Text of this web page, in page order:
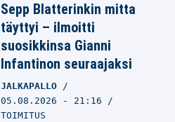
Sepp Blatterinkin mitta
täyttyi – ilmoitti
suosikkinsa Gianni
Infantinon seuraajaksi
JALKAPALLO
05.08.2026 - 21:16
TOIMITUS